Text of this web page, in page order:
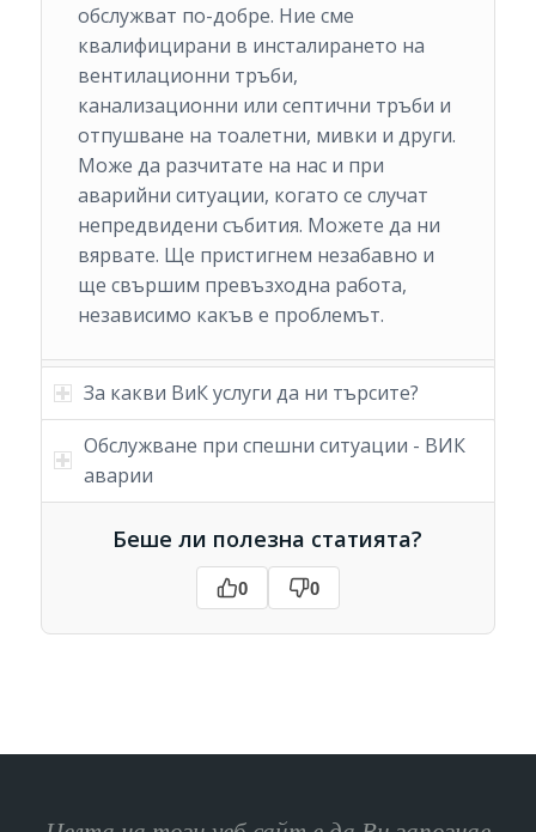
обслужват по-добре. Ние сме
квалифицирани в инсталирането на
вентилационни тръби,
канализационни или септични тръби и
отпушване на тоалетни, мивки и други.
Може да разчитате на нас и при
аварийни ситуации, когато се случат
непредвидени събития. Можете да ни
вярвате. Ще пристигнем незабавно и
ще свършим превъзходна работа,
независимо какъв е проблемът.
За какви ВиК услуги да ни търсите?
Обслужване при спешни ситуации - ВИК
аварии
Беше ли полезна статията?
0 0